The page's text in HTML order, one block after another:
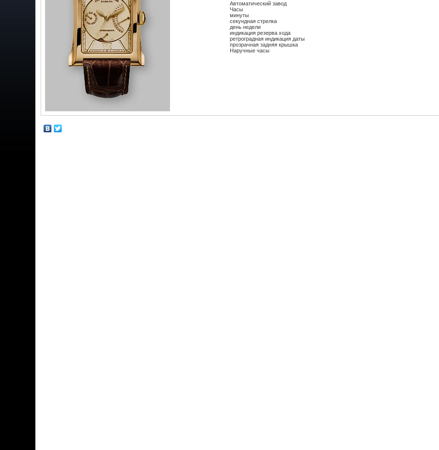
Автоматический завод
Часы
минуты
секундная стрелка
день недели
индикация резерва хода
ретроградная индикация даты
прозрачная задняя крышка
Наручные часы